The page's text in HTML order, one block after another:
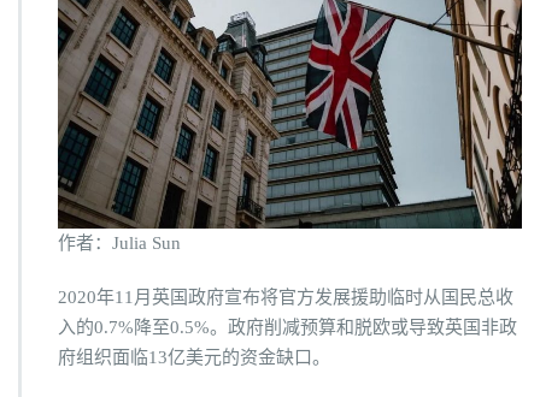
减，
英
国
N
G
O“走
出
去”
面
境
作者：Julia Sun
2020年11月英国政府宣布将官方发展援助临时从国民总收
入的0.7%降至0.5%。政府削减预算和脱欧或导致英国非政
府组织面临13亿美元的资金缺口。